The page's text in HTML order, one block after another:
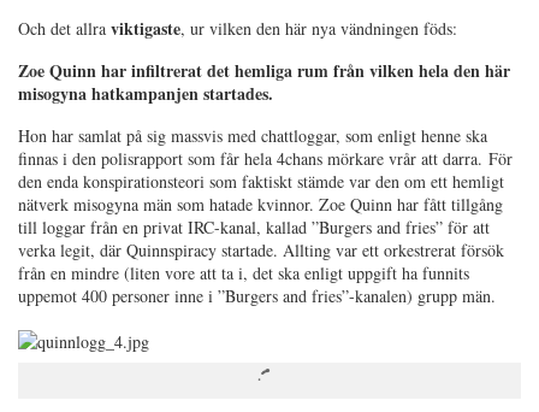
Och det allra viktigaste, ur vilken den här nya vändningen föds:
Zoe Quinn har infiltrerat det hemliga rum från vilken hela den här
misogyna hatkampanjen startades.
Hon har samlat på sig massvis med chattloggar, som enligt henne ska
finnas i den polisrapport som får hela 4chans mörkare vrår att darra. För
den enda konspirationsteori som faktiskt stämde var den om ett hemligt
nätverk misogyna män som hatade kvinnor. Zoe Quinn har fått tillgång
till loggar från en privat IRC-kanal, kallad ”Burgers and fries” för att
verka legit, där Quinnspiracy startade. Allting var ett orkestrerat försök
från en mindre (liten vore att ta i, det ska enligt uppgift ha funnits
uppemot 400 personer inne i ”Burgers and fries”-kanalen) grupp män.